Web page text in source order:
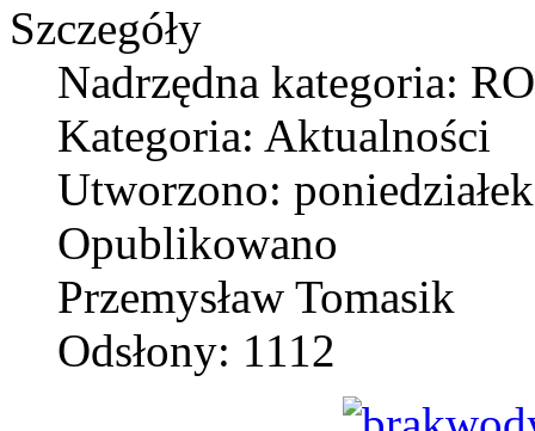
Szczegóły
Nadrzędna kategoria:
Kategoria: Aktualności
Utworzono:
Opublikowano
Przemysław Tomasik
Odsłony: 1112